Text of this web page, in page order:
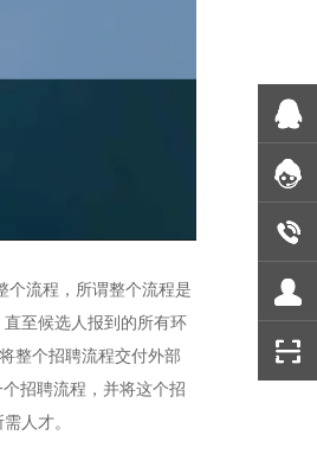
个流程，所谓整个流程是
至候选人报到的所有环
整个招聘流程交付外部
招聘流程，并将这个招
人才。